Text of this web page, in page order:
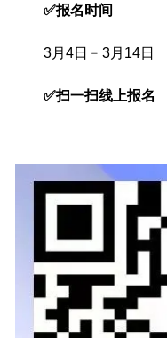
✅报名时间
3月4日﹣3月14日
✅扫一扫线上报名